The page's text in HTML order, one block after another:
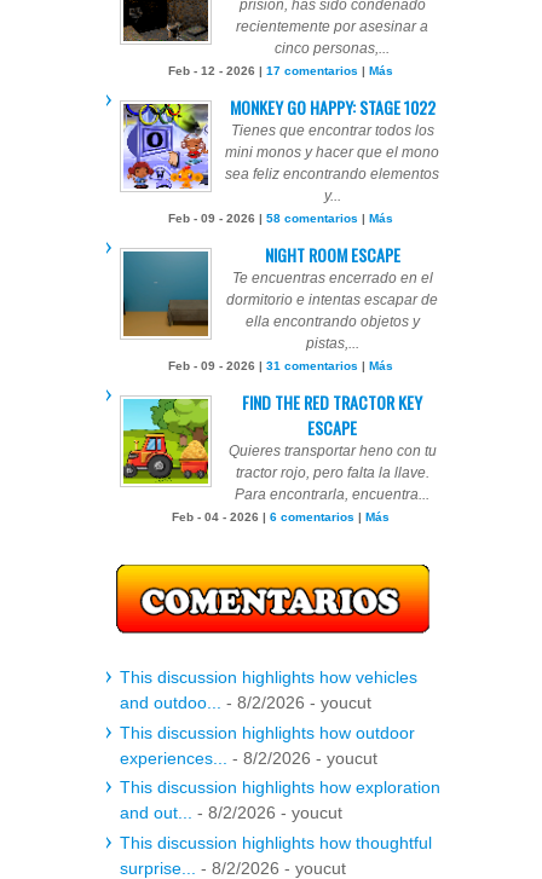
prisión, has sido condenado
recientemente por asesinar a
cinco personas,...
Feb - 12 - 2026 | 17 comentarios | Más
MONKEY GO HAPPY: STAGE 1022
Tienes que encontrar todos los
mini monos y hacer que el mono
sea feliz encontrando elementos
y...
Feb - 09 - 2026 | 58 comentarios | Más
NIGHT ROOM ESCAPE
Te encuentras encerrado en el
dormitorio e intentas escapar de
ella encontrando objetos y
pistas,...
Feb - 09 - 2026 | 31 comentarios | Más
FIND THE RED TRACTOR KEY
ESCAPE
Quieres transportar heno con tu
tractor rojo, pero falta la llave.
Para encontrarla, encuentra...
Feb - 04 - 2026 | 6 comentarios | Más
This discussion highlights how vehicles
and outdoo... - 8/2/2026 - youcut
This discussion highlights how outdoor
experiences...
- 8/2/2026 - youcut
This discussion highlights how exploration
and out... - 8/2/2026 - youcut
This discussion highlights how thoughtful
surprise...
- 8/2/2026 - youcut